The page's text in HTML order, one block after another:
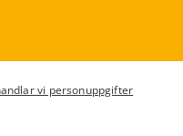
vi personuppgifter